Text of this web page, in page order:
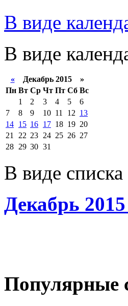
В виде
В виде
«Декабрь 2015 »
Пн Вт Ср Чт Пт Сб Вс
1
2 3 4 5
6
7
8 9 10 11 12 13
14 15 16 17 18 19 20
21
22 23 24 25 26 27
28 29 30 31
В виде списка
Декабрь
Популярные